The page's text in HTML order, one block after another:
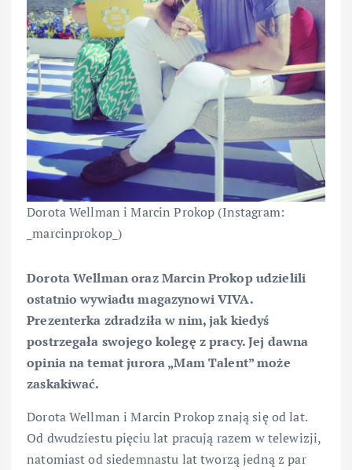
Dorota Wellman i Marcin Prokop (Instagram:
_marcinprokop_)
Dorota Wellman oraz Marcin Prokop udzielili
ostatnio wywiadu magazynowi VIVA.
Prezenterka zdradziła w nim, jak kiedyś
postrzegała swojego kolegę z pracy. Jej dawna
opinia na temat jurora „Mam Talent” może
zaskakiwać.
Dorota Wellman i Marcin Prokop znają się od lat.
Od dwudziestu pięciu lat pracują razem w telewizji,
natomiast od siedemnastu lat tworzą jedną z par